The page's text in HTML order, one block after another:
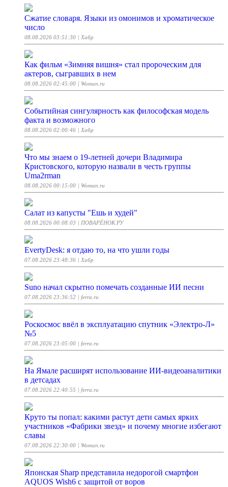
Сжатие словаря. Языки из омонимов и хроматическое
число
08.08.2026 03:51:30 | Хабр
Как фильм «Зимняя вишня» стал пророческим для
актеров, сыгравших в нем
08.08.2026 02:45:00 | Woman.ru
Событийная сингулярность как философская модель
факта и возможного
08.08.2026 02:00:46 | Хабр
Что мы знаем о 19-летней дочери Владимира
Кристовского, которую назвали в честь группы
Uma2rman
08.08.2026 00:15:00 | Woman.ru
Салат из капусты "Ешь и худей"
08.08.2026 00:08:03 | ПОВАРЁНОК.РУ
EvertyDesk: я отдаю то, на что ушли годы
07.08.2026 23:48:36 | Хабр
Suno начал скрытно помечать созданные ИИ песни
07.08.2026 23:36:52 | ferra.ru
Роскосмос ввёл в эксплуатацию спутник «Электро-Л»
№5
07.08.2026 23:05:00 | ferra.ru
На Ямале расширят использование ИИ-видеоаналитики
в детсадах
07.08.2026 22:40:55 | ferra.ru
Круто ты попал: какими растут дети самых ярких
участников «Фабрики звезд» и почему многие избегают
славы
07.08.2026 22:30:00 | Woman.ru
Японская Sharp представила недорогой смартфон
AQUOS Wish6 с защитой от воров